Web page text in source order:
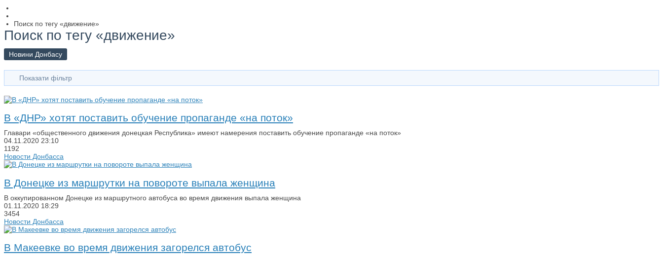
Поиск по тегу «движение»
Поиск по тегу «движение»
Новини Донбасу
Показати фільтр
В «ДНР» хотят поставить обучение пропаганде «на поток»
Главари «общественного движения донецкая Республика» имеют намерения поставить обучение пропаганде «на поток»
04.11.2020 23:10
1192
Новости Донбасса
В Донецке из маршрутки на повороте выпала женщина
В оккупированном Донецке из маршрутного автобуса во время движения выпала женщина
01.11.2020 18:29
3454
Новости Донбасса
В Макеевке во время движения загорелся автобус